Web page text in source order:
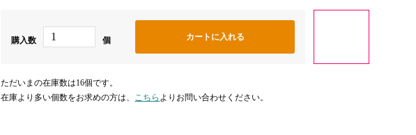
購入数 個
ただいまの在庫数は16個です。
在庫より多い個数をお求めの方は、 こちら よりお問い合わせください。